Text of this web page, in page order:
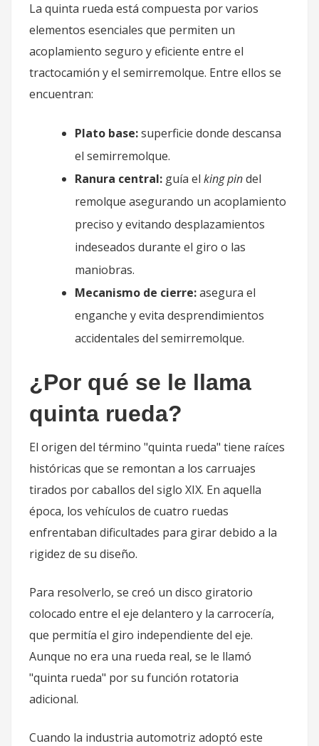
La quinta rueda está compuesta por varios
elementos esenciales que permiten un
acoplamiento seguro y eficiente entre el
tractocamión y el semirremolque. Entre ellos se
encuentran:
Plato base:superficie donde descansa
el semirremolque.
Ranura central: guía el king pindel
remolque asegurando un acoplamiento
preciso y evitando desplazamientos
indeseados durante el giro o las
maniobras.
Mecanismo de cierre:asegura el
enganche y evita desprendimientos
accidentales del semirremolque.
¿Por qué se le llama
quinta rueda?
El origen del término "quinta rueda" tiene raíces
históricas que se remontan a los carruajes
tirados por caballos del siglo XIX. En aquella
época, los vehículos de cuatro ruedas
enfrentaban dificultades para girar debido a la
rigidez de su diseño.
Para resolverlo, se creó un disco giratorio
colocado entre el eje delantero y la carrocería,
que permitía el giro independiente del eje.
Aunque no era una rueda real, se le llamó
"quinta rueda" por su función rotatoria
adicional.
Cuando la industria automotriz adoptó este